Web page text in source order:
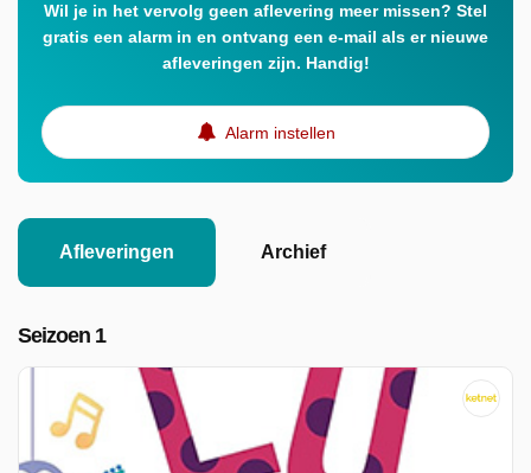
Wil je in het vervolg geen aflevering meer missen? Stel
gratis een alarm in en ontvang een e-mail als er nieuwe
afleveringen zijn. Handig!
Alarm instellen
Afleveringen Archief
Seizoen 1